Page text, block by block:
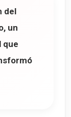
del
, un
que